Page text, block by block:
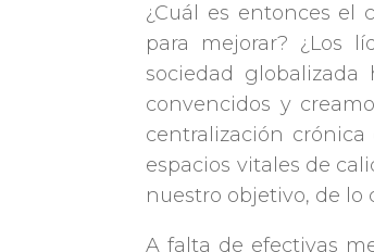
¿Cuál es entonces el
para mejorar? ¿Los
sociedad
convencidos y
centralización
espacios vitales de
nuestro objetivo, de lo
A falta de efectivas